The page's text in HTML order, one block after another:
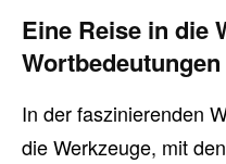
Eine Reise in die
Wortbedeutungen
In der faszinierenden
die Werkzeuge, mit